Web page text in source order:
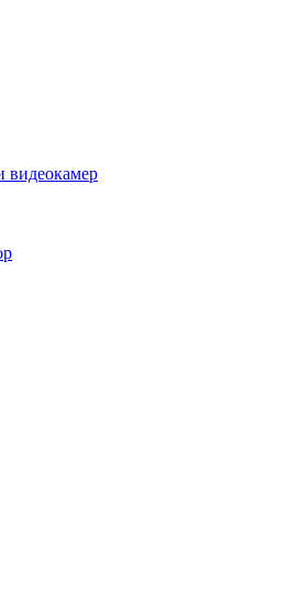
видеокамер